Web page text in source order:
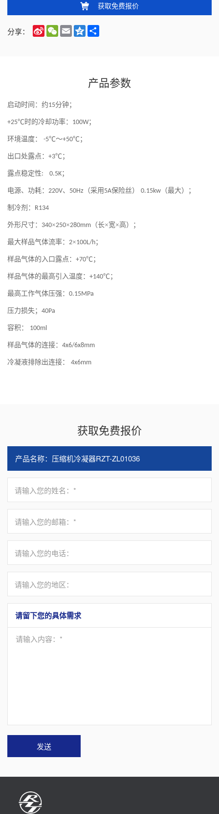
获取免费报价
分享： Sina
Weibo
WeChat
EmailQzone
产品参数
启动时间：约15分钟；
+25℃时的冷却功率： 100W；
环境温度： -5℃～+50℃；
出口处露点： +3℃；
露点稳定性: 0.5K；
电源、功耗： 220V、 50Hz （采用 5A保险丝） 0.15kw （最大）；
制冷剂： R134
外形尺寸： 340×250×280mm （长×宽×高）；
最大样品气体流率： 2×100L/h；
样品气体的入口露点： +70℃；
样品气体的最高引入温度： +140℃；
最高工作气体压强： 0.15MPa
压力损失； 40Pa
容积： 100ml
样品气体的连接： 4x6/6x8mm
冷凝液排除出连接： 4x6mm
获取免费报价
请输入您的姓名：*
请输入您的邮箱：*
请输入您的电话：
请输入您的地区：
请留下您的具体需求
请输入内容：*
发送